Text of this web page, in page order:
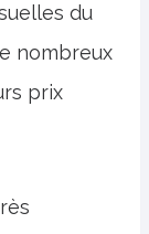
du
nombreux
prix